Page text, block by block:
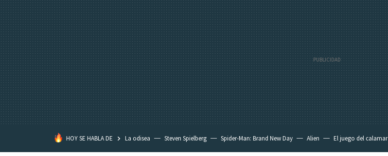
HOY SE HABLA DE La odisea Steven Spielberg Spider-Man: Brand New Day Alien El juego del calamar